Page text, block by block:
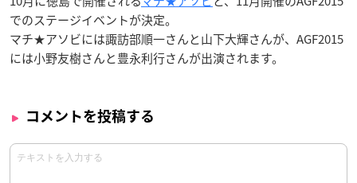
でのステージイベントが決定。
マチ★アソビには諏訪部順一さんと山下大輝さんが、AGF2015
には小野友樹さんと豊永利行さんが出演されます。
コメントを投稿する